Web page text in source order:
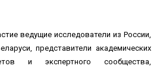
ведущие исследователи из России,
представители академических
и экспертного сообщества,